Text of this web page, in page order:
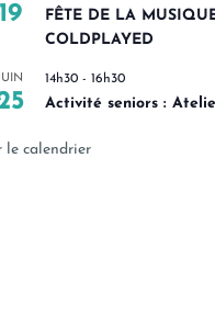
19
FÊTE DE LA
COLDPLAYED
14h30 - 16h30
Activité seniors :
le calendrier